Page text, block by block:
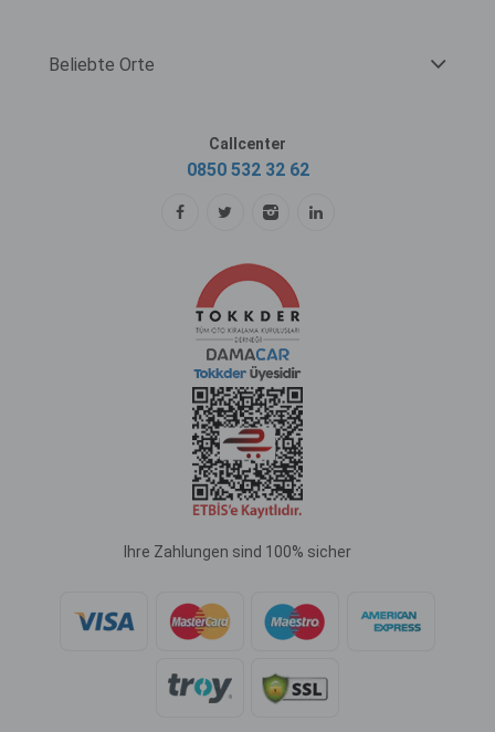
Beliebte Orte
Callcenter
0850 532 32 62
Ihre Zahlungen sind 100% sicher